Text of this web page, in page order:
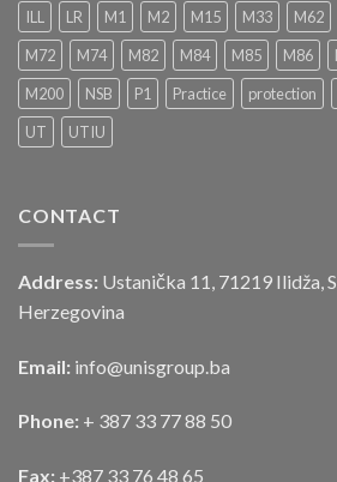
–
LICITACIJA“
Za
prodaju
službenog
motornog
ILL
LR M1 M2 M15 M33 M62
M72
M74 M82 M84 M85 M86
M200
NSB P1 Practice protection
UT
UTIU
CONTACT
Address: Ustanička 11, 71219 Ilidža,
Herzegovina
Email: info@unisgroup.ba
Phone: + 387 33 77 88 50
Fax: +387 33 76 48 65